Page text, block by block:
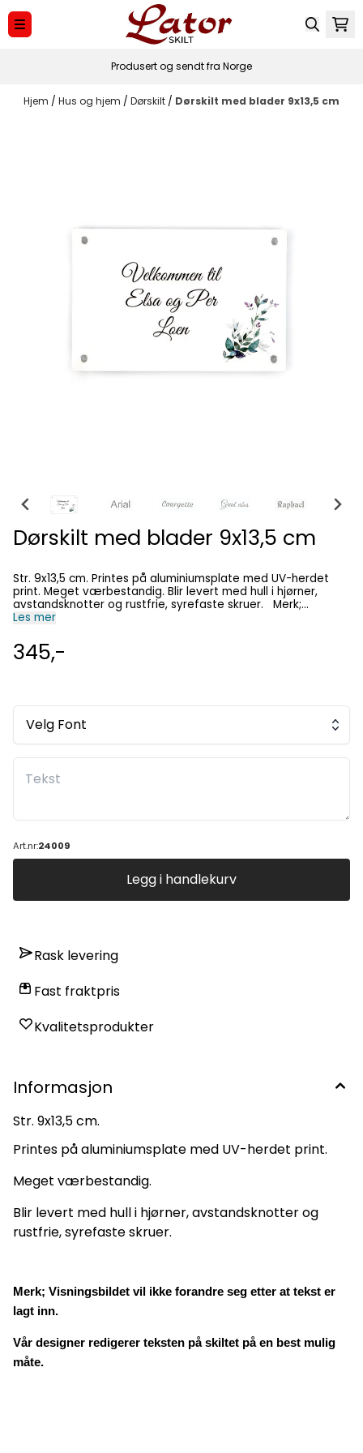
Hopp til innhold
Produsert og sendt fra Norge
Hjem / Hus og hjem / Dørskilt / Dørskilt med blader 9x13,5 cm
Dørskilt med blader 9x13,5 cm
Str. 9x13,5 cm. Printes på aluminiumsplate med UV-herdet
print. Meget værbestandig. Blir levert med hull i hjørner,
avstandsknotter og rustfrie, syrefaste skruer. Merk;
Visningsbildet vil ikke forandre seg etter at tekst er lagt inn.
måte.
Les mer
345,-
Velg Font
Art.nr:24009
Legg i handlekurv
Rask levering
Fast fraktpris
Kvalitetsprodukter
Informasjon
Str. 9x13,5 cm.
Printes på aluminiumsplate med UV-herdet print.
Meget værbestandig.
Blir levert med hull i hjørner, avstandsknotter og
rustfrie, syrefaste skruer.
Merk; Visningsbildet vil ikke forandre seg etter at tekst er
lagt inn.
Vår designer redigerer teksten på skiltet på en best mulig
måte.